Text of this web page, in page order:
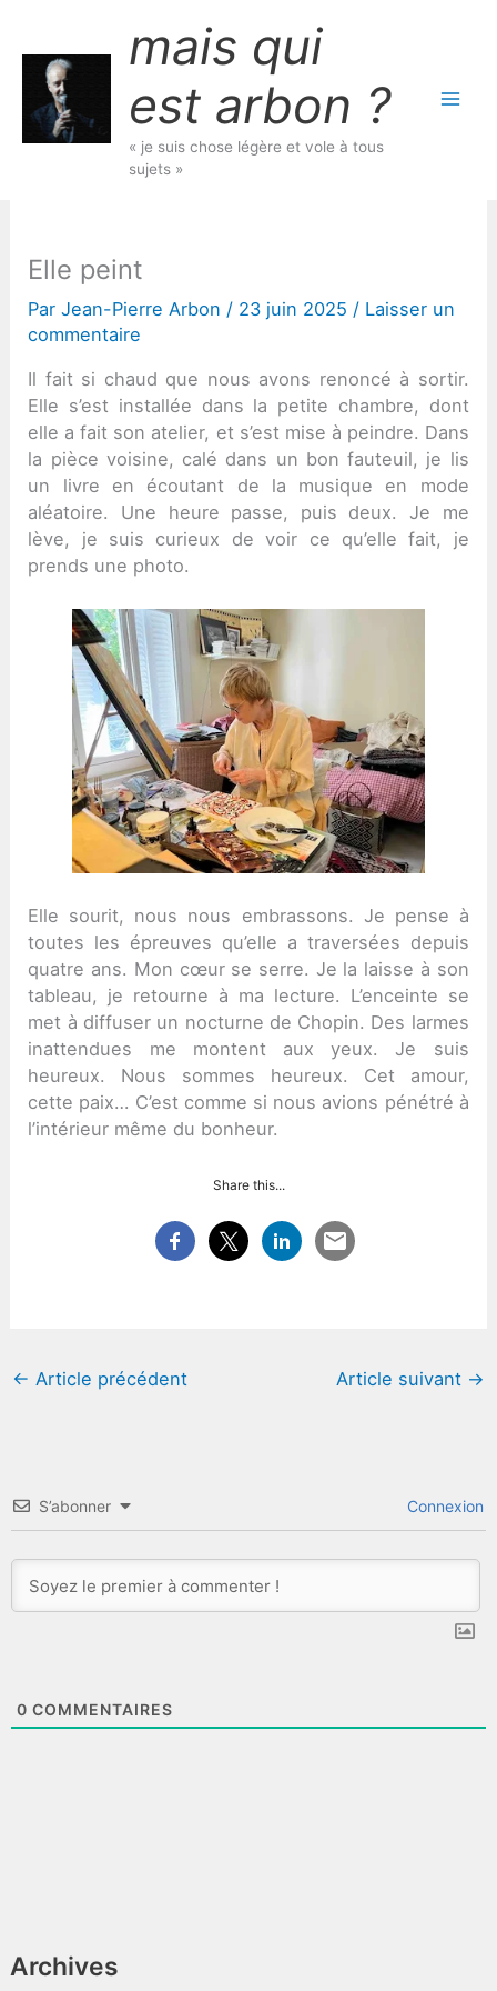
contenu
mais qui
est arbon ?
« je suis chose légère et vole à tous
sujets »
Archives
Elle peint
ParJean-Pierre Arbon / 23 juin 2025 / Laisser un
commentaire
Il fait si chaud que nous avons renoncé à sortir.
Elle s’est installée dans la petite chambre, dont
elle a fait son atelier, et s’est mise à peindre. Dans
la pièce voisine, calé dans un bon fauteuil, je lis
un livre en écoutant de la musique en mode
aléatoire. Une heure passe, puis deux. Je me
lève, je suis curieux de voir ce qu’elle fait, je
prends une photo.
Elle sourit, nous nous embrassons. Je pense à
toutes les épreuves qu’elle a traversées depuis
quatre ans. Mon cœur se serre. Je la laisse à son
tableau, je retourne à ma lecture. L’enceinte se
met à diffuser un nocturne de Chopin. Des larmes
inattendues me montent aux yeux. Je suis
heureux. Nous sommes heureux. Cet amour,
cette paix… C’est comme si nous avions pénétré à
l’intérieur même du bonheur.
Share this...
← Article précédent Article suivant →
S’abonner Connexion
0 COMMENTAIRES